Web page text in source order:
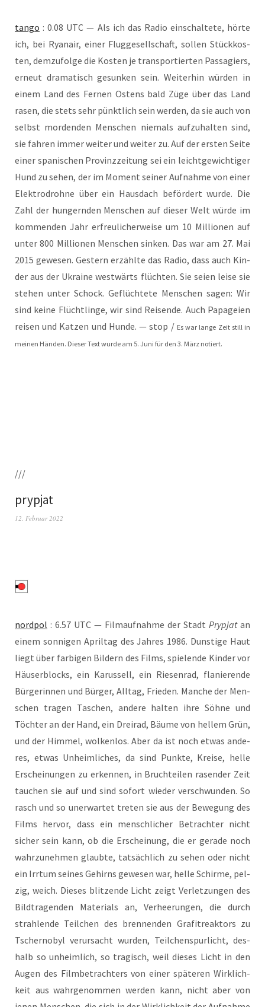
tan­go : 0.08 UTC — Als ich das Radio ein­schal­te­te, hör­te
ich, bei Ryan­air, einer Flug­ge­sell­schaft, sol­len Stück­kos­
ten, dem­zu­fol­ge die Kos­ten je trans­por­tier­ten Pas­sa­giers,
erneut dra­ma­tisch gesun­ken sein. Wei­ter­hin wür­den in
einem Land des Fer­nen Ostens bald Züge über das Land
rasen, die stets sehr pünkt­lich sein wer­den, da sie auch von
selbst mor­den­den Men­schen nie­mals auf­zu­hal­ten sind,
sie fah­ren immer wei­ter und wei­ter zu. Auf der ers­ten Sei­te
einer spa­ni­schen Pro­vinz­zei­tung sei ein leicht­ge­wich­ti­ger
Hund zu sehen, der im Moment sei­ner Auf­nah­me von einer
Elek­tro­droh­ne über ein Haus­dach beför­dert wur­de. Die
Zahl der hun­gern­den Men­schen auf die­ser Welt wür­de im
kom­men­den Jahr erfreu­li­cher­wei­se um 10 Mil­lio­nen auf
unter 800 Mil­lio­nen Men­schen sin­ken. Das war am 27. Mai
2015 gewe­sen. Ges­tern erzähl­te das Radio, dass auch Kin­
der aus der Ukrai­ne west­wärts flüch­ten. Sie sei­en lei­se sie
ste­hen unter Schock. Geflüch­te­te Men­schen sagen: Wir
sind kei­ne Flücht­lin­ge, wir sind Rei­sen­de. Auch Papa­gei­en
rei­sen und Kat­zen und Hun­de. — stop / Es war lan­ge Zeit still in
mei­nen Hän­den. Die­ser Text wur­de am 5. Juni für den 3. März notiert.
///
prypjat
12. Februar 2022
nord­pol : 6.57 UTC — Film­auf­nah­me der Stadt Pryp­jatan
einem son­ni­gen April­tag des Jah­res 1986. Duns­ti­ge Haut
liegt über far­bi­gen Bil­dern des Films, spie­len­de Kin­der vor
Häu­ser­blocks, ein Karus­sell, ein Rie­sen­rad, fla­nie­ren­de
Bür­ge­rin­nen und Bür­ger, All­tag, Frie­den. Man­che der Men­
schen tra­gen Taschen, ande­re hal­ten ihre Söh­ne und
Töch­ter an der Hand, ein Drei­rad, Bäu­me von hel­lem Grün,
und der Him­mel, wol­ken­los. Aber da ist noch etwas ande­
res, etwas Unheim­li­ches, da sind Punk­te, Krei­se, hel­le
Erschei­nun­gen zu erken­nen, in Bruch­tei­len rasen­der Zeit
tau­chen sie auf und sind sofort wie­der ver­schwun­den. So
rasch und so uner­war­tet tre­ten sie aus der Bewe­gung des
Films her­vor, dass ein mensch­li­cher Betrach­ter nicht
sicher sein kann, ob die Erschei­nung, die er gera­de noch
wahr­zu­neh­men glaub­te, tat­säch­lich zu sehen oder nicht
ein Irr­tum sei­nes Gehirns gewe­sen war, hel­le Schir­me, pel­
zig, weich. Die­ses blit­zen­de Licht zeigt Ver­let­zun­gen des
Bild­tra­gen­den Mate­ri­als an, Ver­hee­run­gen, die durch
strah­len­de Teil­chen des bren­nen­den Gra­fit­re­ak­tors zu
Tscher­no­byl ver­ur­sacht wur­den, Teil­chen­spur­licht, des­
halb so unheim­lich, so tra­gisch, weil die­ses Licht in den
Augen des Film­be­trach­ters von einer spä­te­ren Wirk­lich­
keit aus wahr­ge­nom­men wer­den kann, nicht aber von